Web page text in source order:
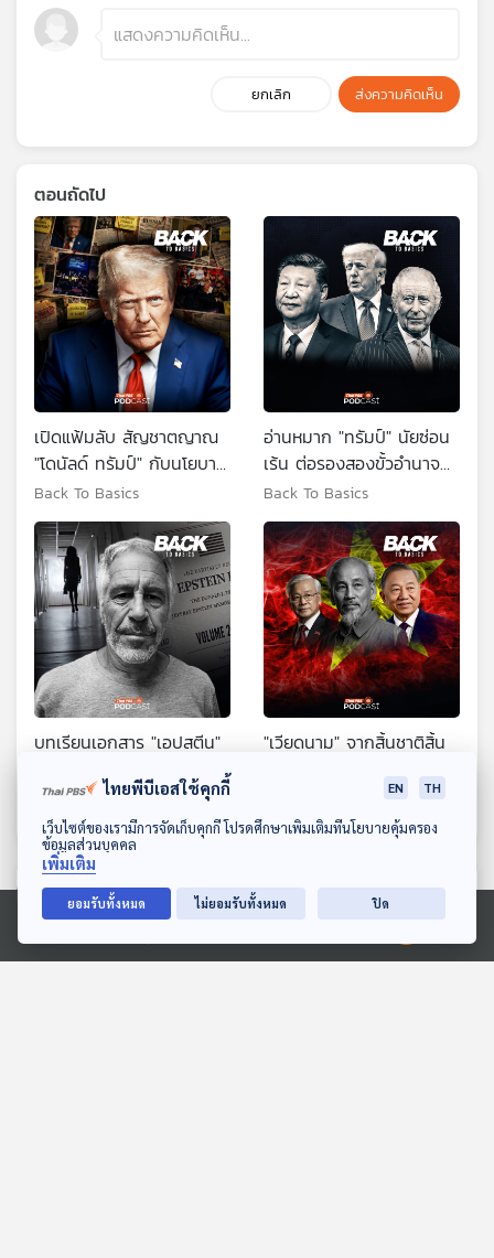
ดาวน์โหลด Thai PBS Podcast Application
Ⓒ 2020 องค์การกระจายเสียงและแพร่ภาพสาธารณะแห่งประเทศไทย
ยกเลิก ส่งความคิดเห็น
ตอนถัดไป
เปิดแฟ้มลับ สัญชาตญาณ
"โดนัลด์ ทรัมป์" กับนโยบาย
ท้าทายมัจจุราช
Back To Basics
อ่านหมาก "ทรัมป์" นัยซ่อน
เร้น ต่อรองสองขั้วอำนาจ
"อังกฤษ-จีน" หาทางลง
วิกฤตโลก ?
Back To Basics
บทเรียนเอกสาร "เอปสตีน"
บริการ" ในไทย Sex
Worker ควรถูกคุ้มครอง ?
Back To Basics
"เวียดนาม" จากสิ้นชาติสิ้น
สร้างแผ่นดิน ว่าที่ “หัวแถว”
แห่งเอเชีย
ตอนที่เกี่ยวข้อง
ไทยพีบีเอสใช้คุกกี้ EN TH
เว็บไซต์ของเรามีการจัดเก็บคุกกี้ โปรดศึกษาเพิ่มเติมที่นโยบายคุ้มครอง
ข้อมูลส่วนบุคคล
เพิ่มเติม
ยอมรับทั้งหมด ไม่ยอมรับทั้งหมด ปิด